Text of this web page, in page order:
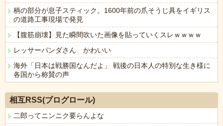
柄の部分が息子スティック。1600年前の爪そうじ具をイギリス
の道路工事現場で発見
【腹筋崩壊】見た瞬間吹いた画像を貼っていくスレｗｗｗｗ
レッサーパンダさん かわいい
海外「日本は戦勝国なんだよ」 戦後の日本人の特別な生き様に
各国から称賛の声
相互RSS(ブログロール)
二郎ってニンニク要らんよな